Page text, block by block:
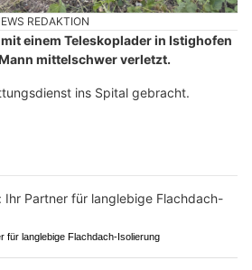
REDAKTION
mit einem Teleskoplader in Istighofen
mittelschwer verletzt.
ins Spital gebracht.
für langlebige Flachdach-Isolierung